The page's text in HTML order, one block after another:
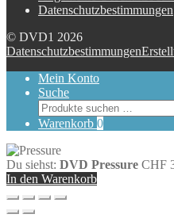
Datenschutzbestimmungen
© DVD1 2026
Datenschutzbestimmungen
Mein Konto
Suche
Suchen
nach:
Warenkorb 0
Du siehst: DVD Pressure CHF
In den Warenkorb